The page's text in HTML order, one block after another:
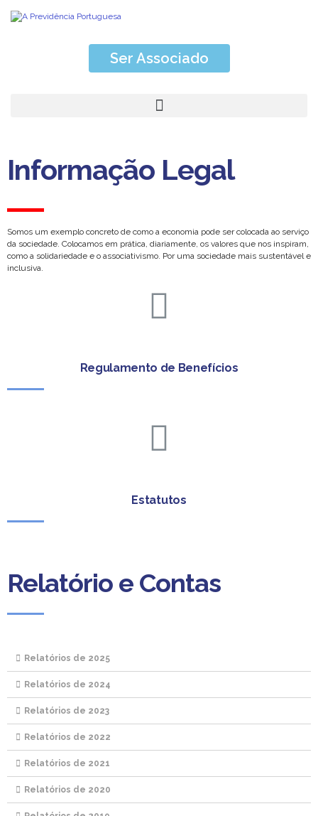
Ser Associado
Informação Legal
Somos um exemplo concreto de como a economia pode ser colocada ao serviço
da sociedade. Colocamos em prática, diariamente, os valores que nos inspiram,
como a solidariedade e o associativismo. Por uma sociedade mais sustentável e
inclusiva.
Regulamento de Benefícios
Estatutos
Relatório e Contas
Relatórios de 2025
Relatórios de 2024
Relatórios de 2023
Relatórios de 2022
Relatórios de 2021
Relatórios de 2020